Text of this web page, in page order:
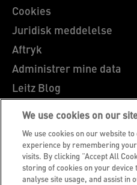
Cookies
Juridisk meddelelse
Aftryk
Administrer mine data
Leitz Blog
Karrierer
Leitz EasyPrint
Kundesupport
Garantibetingelser
We use cookies on our
We use cookies on our website
experience by remembering
visits. By clicking “Accept All
storing of cookies on your device
analyse site usage, and assist in